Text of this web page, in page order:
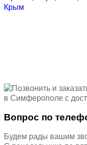
Вопрос по
Будем рады вашим